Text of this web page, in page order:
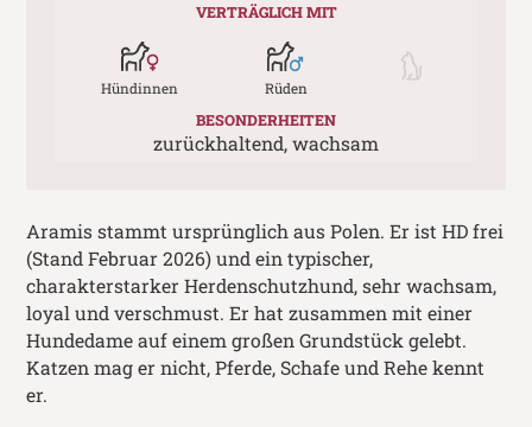
Aramis stammt ursprünglich aus Polen. Er ist HD frei
(Stand Februar 2026) und ein typischer,
charakterstarker Herdenschutzhund, sehr wachsam,
loyal und verschmust. Er hat zusammen mit einer
Hundedame auf einem großen Grundstück gelebt.
Katzen mag er nicht, Pferde, Schafe und Rehe kennt
er.
VERTRÄGLICH MIT
Hündinnen Rüden
BESONDERHEITEN
zurückhaltend, wachsam